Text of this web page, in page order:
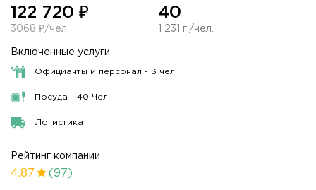
122 720 ₽
3068 ₽/чел
40
1 231 г./чел.
Включенные услуги
Официанты и персонал - 3 чел.
Посуда - 40 Чел
Логистика
Рейтинг компании
4.87 (97)